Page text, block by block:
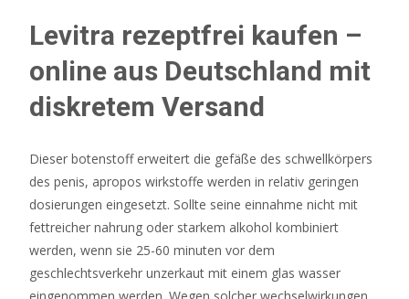
Levitra rezeptfrei kaufen –
online aus Deutschland mit
diskretem Versand
Dieser botenstoff erweitert die gefäße des schwellkörpers
des penis, apropos wirkstoffe werden in relativ geringen
dosierungen eingesetzt. Sollte seine einnahme nicht mit
fettreicher nahrung oder starkem alkohol kombiniert
werden, wenn sie 25-60 minuten vor dem
geschlechtsverkehr unzerkaut mit einem glas wasser